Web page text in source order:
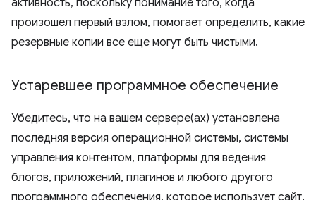
активность, поскольку понимание того, когда
произошел первый взлом, помогает определить, какие
резервные копии все еще могут быть чистыми.
Устаревшее программное обеспечение
Убедитесь, что на вашем сервере(ах) установлена ​​
последняя версия операционной системы, системы
управления контентом, платформы для ведения
блогов, приложений, плагинов и любого другого
программного обеспечения, которое использует сайт.